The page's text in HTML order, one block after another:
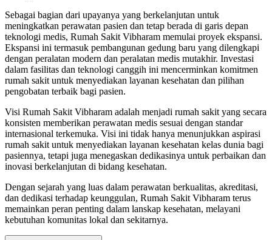
Sebagai bagian dari upayanya yang berkelanjutan untuk
meningkatkan perawatan pasien dan tetap berada di garis depan
teknologi medis, Rumah Sakit Vibharam memulai proyek ekspansi.
Ekspansi ini termasuk pembangunan gedung baru yang dilengkapi
dengan peralatan modern dan peralatan medis mutakhir. Investasi
dalam fasilitas dan teknologi canggih ini mencerminkan komitmen
rumah sakit untuk menyediakan layanan kesehatan dan pilihan
pengobatan terbaik bagi pasien.
Visi Rumah Sakit Vibharam adalah menjadi rumah sakit yang secara
konsisten memberikan perawatan medis sesuai dengan standar
internasional terkemuka. Visi ini tidak hanya menunjukkan aspirasi
rumah sakit untuk menyediakan layanan kesehatan kelas dunia bagi
pasiennya, tetapi juga menegaskan dedikasinya untuk perbaikan dan
inovasi berkelanjutan di bidang kesehatan.
Dengan sejarah yang luas dalam perawatan berkualitas, akreditasi,
dan dedikasi terhadap keunggulan, Rumah Sakit Vibharam terus
memainkan peran penting dalam lanskap kesehatan, melayani
kebutuhan komunitas lokal dan sekitarnya.